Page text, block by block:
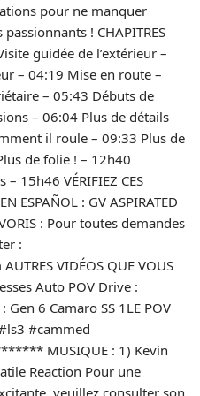
pour ne manquer
! CHAPITRES
guidée de l’extérieur –
– 04:19 Mise en route –
– 05:43 Débuts de
– 06:04 Plus de détails
il roule – 09:33 Plus de
de folie ! – 12h40
15h46 VÉRIFIEZ CES
ESPAÑOL : GV ASPIRATED
: Pour toutes demandes
:
VIDÉOS QUE VOUS
Auto POV Drive :
6 Camaro SS 1LE POV
#cammed
MUSIQUE : 1) Kevin
Reaction Pour une